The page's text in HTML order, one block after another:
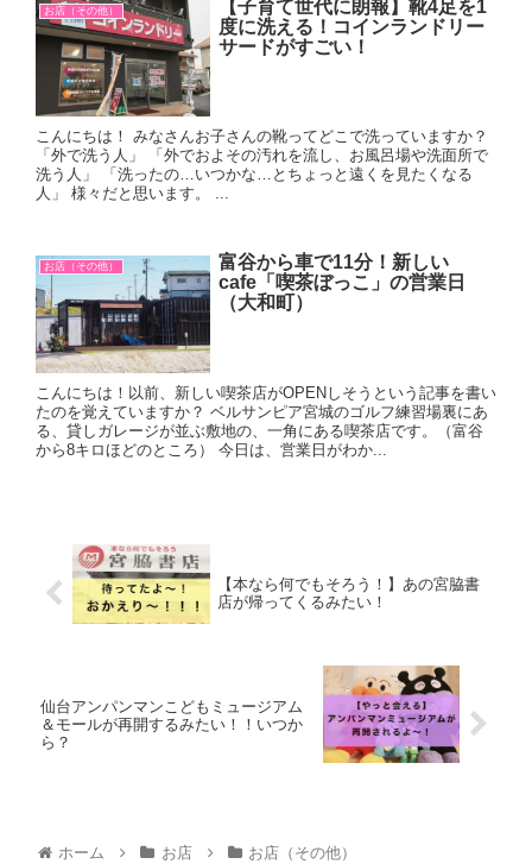
お店（その他）
【子育て世代に朗報】靴4足を1
度に洗える！コインランドリー
サードがすごい！
こんにちは！ みなさんお子さんの靴ってどこで洗っていますか？
「外で洗う人」 「外でおよその汚れを流し、お風呂場や洗面所で
洗う人」 「洗ったの…いつかな…とちょっと遠くを見たくなる
人」 様々だと思います。 ...
お店（その他）
富谷から車で11分！新しい
cafe「喫茶ぼっこ」の営業日
（大和町）
こんにちは！以前、新しい喫茶店がOPENしそうという記事を書い
たのを覚えていますか？ ベルサンピア宮城のゴルフ練習場裏にあ
る、貸しガレージが並ぶ敷地の、一角にある喫茶店です。（富谷
から8キロほどのところ） 今日は、営業日がわか...
【本なら何でもそろう！】あの宮脇書
店が帰ってくるみたい！
仙台アンパンマンこどもミュージアム
＆モールが再開するみたい！！いつか
ら？
ホーム お店 お店（その他）